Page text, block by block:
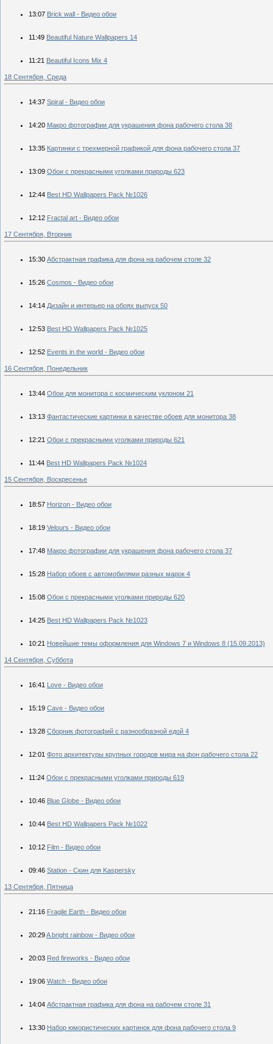
13:07 Brick wall - Видео обои
11:49 Beautiful Nature Wallpapers 14
11:21 Beautiful Icons Mix 4
18 Сентября, Среда
14:37 Spiral - Видео обои
14:20 Макро фотографии для украшения фона рабочего стола 38
13:35 Картинки с трехмерной графикой для фона рабочего стола 37
13:09 Обои с прекрасными уголками природы 623
12:44 Best HD Wallpapers Pack №1026
12:12 Fractal art - Видео обои
17 Сентября, Вторник
15:30 Абстрактная графика для фона на рабочем столе 32
15:26 Cosmos - Видео обои
14:14 Дизайн и интерьер на обоях выпуск 50
12:53 Best HD Wallpapers Pack №1025
12:52 Events in the world - Видео обои
16 Сентября, Понедельник
13:44 Обои для монитора с космическим уклоном 21
13:13 Фантастические картинки в качестве обоев для монитора 38
12:21 Обои с прекрасными уголками природы 621
11:44 Best HD Wallpapers Pack №1024
15 Сентября, Воскресенье
18:57 Horizon - Видео обои
18:19 Velours - Видео обои
17:48 Макро фотографии для украшения фона рабочего стола 37
15:28 Набор обоев с автомобилями разных марок 4
15:08 Обои с прекрасными уголками природы 620
14:25 Best HD Wallpapers Pack №1023
10:21 Новейшие темы оформления для Windows 7 и Windows 8 (15.09.2013)
14 Сентября, Суббота
16:41 Love - Видео обои
15:19 Cave - Видео обои
13:28 Сборник фотографий с разнообразной едой 4
12:01 Фото архитектуры крупных городов мира на фон рабочего стола 22
11:24 Обои с прекрасными уголками природы 619
10:46 Blue Globe - Видео обои
10:44 Best HD Wallpapers Pack №1022
10:12 Film - Видео обои
09:46 Station - Скин для Kaspersky
13 Сентября, Пятница
21:16 Fragile Earth - Видео обои
20:29A bright rainbow - Видео обои
20:03 Red fireworks - Видео обои
19:06 Watch - Видео обои
14:04 Абстрактная графика для фона на рабочем столе 31
13:30 Набор юмористических картинок для фона рабочего стола 9